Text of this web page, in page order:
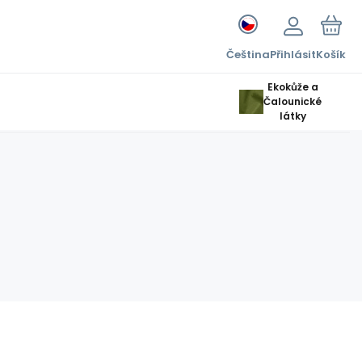
ČeštinaPřihlásitKošík
Ekokůže a
Čalounické
látky